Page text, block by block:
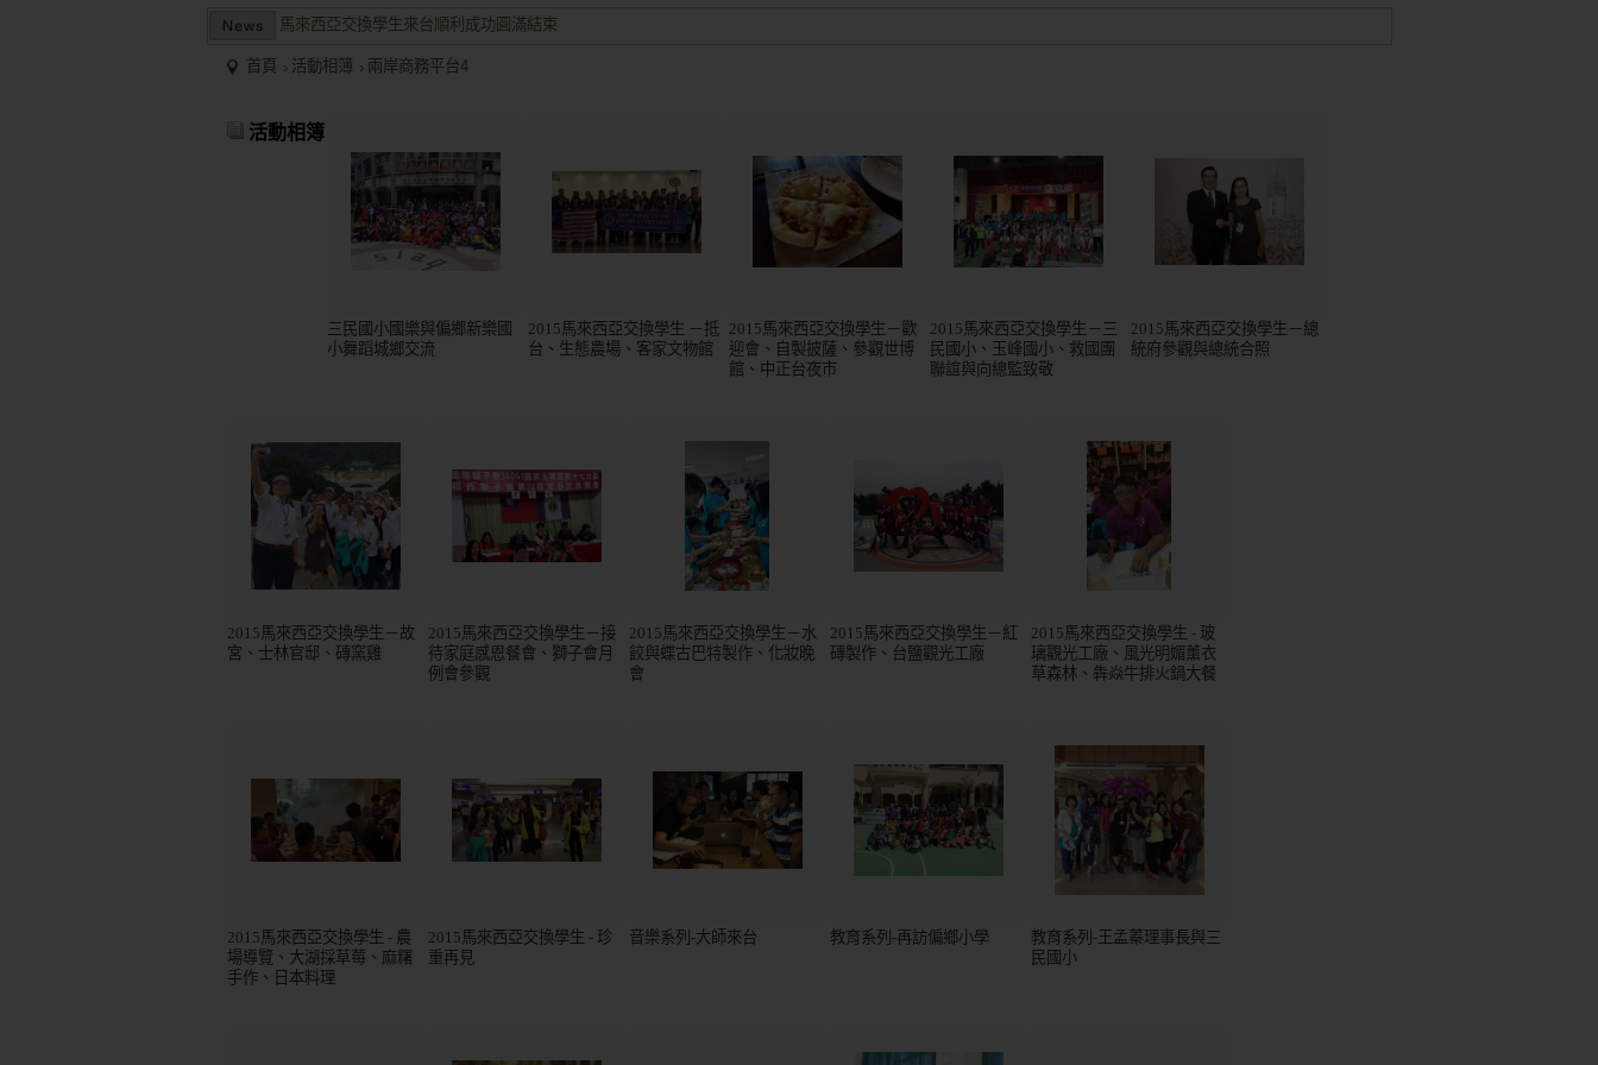
馬來西亞交換學生來台順利成功圓滿結束
兩岸商業投資考察團於大陸多地受到盛大歡迎並且已有多個項目落地、對接
馬來西亞交換學生來台順利成功圓滿結束
兩岸商業投資考察團於大陸多地受到盛大歡迎並且已有多個項目落地、對接
首頁 活動相簿 兩岸商務平台4
活動相簿
三民國小國樂與偏鄉新樂國
小舞蹈城鄉交流
2015馬來西亞交換學生 －抵
台、生態農場、客家文物館
2015馬來西亞交換學生－歡
迎會、自製披薩、參觀世博
館、中正台夜市
2015馬來西亞交換學生－三
民國小、玉峰國小、救國團
聯誼與向總監致敬
2015馬來西亞交換學生－總
統府參觀與總統合照
2015馬來西亞交換學生－故
宮、士林官邸、磚窯雞
2015馬來西亞交換學生－接
待家庭感恩餐會、獅子會月
例會參觀
2015馬來西亞交換學生－水
餃與蝶古巴特製作、化妝晚
會
2015馬來西亞交換學生－紅
磚製作、台鹽觀光工廠
2015馬來西亞交換學生 - 玻
璃觀光工廠、風光明媚薰衣
草森林、犇焱牛排火鍋大餐
2015馬來西亞交換學生 - 農
場導覽、大湖採草莓、麻糬
手作、日本料理
2015馬來西亞交換學生 - 珍
重再見
音樂系列-大師來台 教育系列-再訪偏鄉小學
教育系列-王孟蓁理事長與三
民國小